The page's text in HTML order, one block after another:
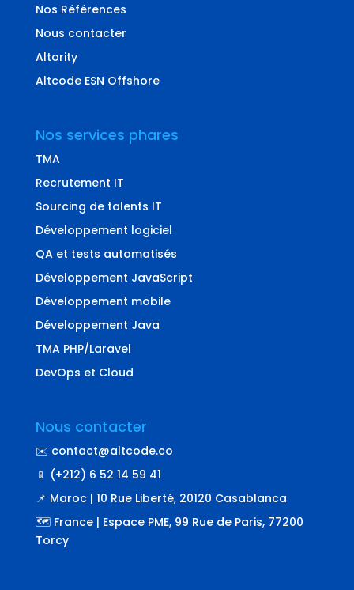
Nos Références
Nous contacter
Altority
Altcode ESN Offshore
Nos services phares
TMA
Recrutement IT
Sourcing de talents IT
Développement logiciel
QA et tests automatisés
Développement JavaScript
Développement mobile
Développement Java
TMA PHP/Laravel
DevOps et Cloud
Nous contacter
✉️ contact@altcode.co
📱 (+212) 6 52 14 59 41
📌 Maroc | 10 Rue Liberté, 20120 Casablanca
🗺️ France | Espace PME, 99 Rue de Paris, 77200
Torcy